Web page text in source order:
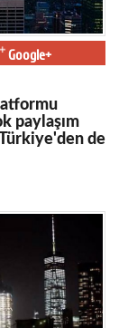
Google+
paylaşım
de